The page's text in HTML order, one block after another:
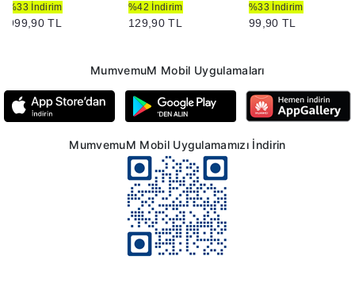
%33 İndirim
999,90 TL
%42 İndirim
129,90 TL
%33 İndirim
99,90 TL
MumvemuM Mobil Uygulamaları
MumvemuM Mobil Uygulamamızı İndirin